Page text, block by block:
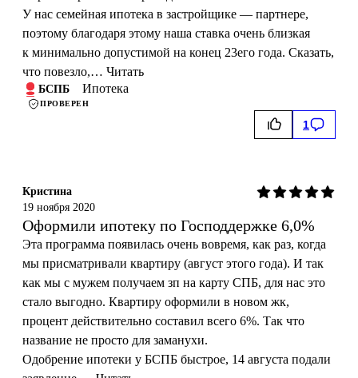
У нас семейная ипотека в застройщике — партнере,
поэтому благодаря этому наша ставка очень близкая
к минимально допустимой на конец 23его года. Сказать,
что повезло,… Читать
БСПБ Ипотека
ПРОВЕРЕН
1
Кристина
19 ноября 2020
Оформили ипотеку по Господдержке 6,0%
Эта программа появилась очень вовремя, как раз, когда
мы присматривали квартиру (август этого года). И так
как мы с мужем получаем зп на карту СПБ, для нас это
стало выгодно. Квартиру оформили в новом жк,
процент действительно составил всего 6%. Так что
название не просто для заманухи.
Одобрение ипотеки у БСПБ быстрое, 14 августа подали